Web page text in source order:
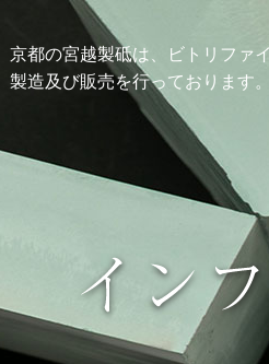
京都の宮越製砥は、ビトリファ
製造及び販売を行っております。